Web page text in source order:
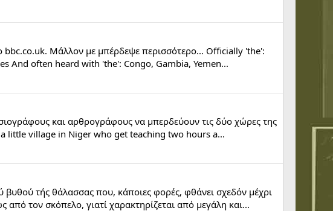
bbc.co.uk. Μάλλον με μπέρδεψε περισσότερο... Officially 'the':
And often heard with 'the': Congo, Gambia, Yemen...
και αρθρογράφους να μπερδεύουν τις δύο χώρες της
little village in Niger who get teaching two hours a...
τής θάλασσας που, κάποιες φορές, φθάνει σχεδόν μέχρι
από τον σκόπελο, γιατί χαρακτηρίζεται από μεγάλη και...